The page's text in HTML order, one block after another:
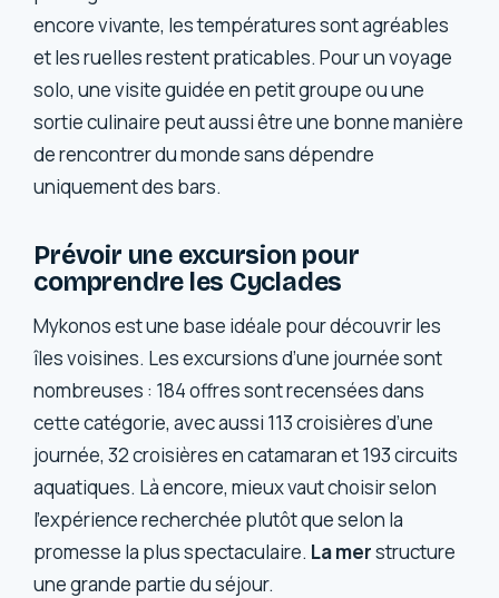
encore vivante, les températures sont agréables
et les ruelles restent praticables. Pour un voyage
solo, une visite guidée en petit groupe ou une
sortie culinaire peut aussi être une bonne manière
de rencontrer du monde sans dépendre
uniquement des bars.
Prévoir une excursion pour
comprendre les Cyclades
Mykonos est une base idéale pour découvrir les
îles voisines. Les excursions d’une journée sont
nombreuses : 184 offres sont recensées dans
cette catégorie, avec aussi 113 croisières d’une
journée, 32 croisières en catamaran et 193 circuits
aquatiques. Là encore, mieux vaut choisir selon
l’expérience recherchée plutôt que selon la
promesse la plus spectaculaire. La merstructure
une grande partie du séjour.